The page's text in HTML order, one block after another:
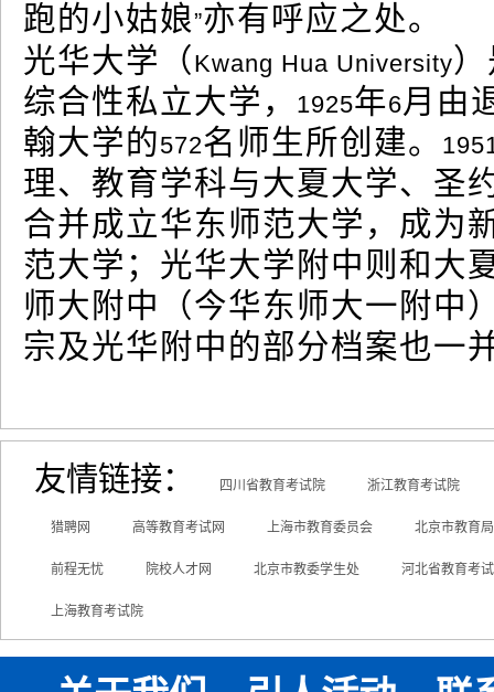
跑的小姑娘”亦有呼应之处。
光华大学（ Kwang Hua University
综合性私立大学，
1925年6月由
翰大学的572名师生所创建。
理、教育学科与大夏大学、圣
合并成立华东师范大学，成为
范大学；光华大学附中则和大
师大附中（今华东师大一附中
宗及光华附中的部分档案也一
友情链接： 四川省教育考试院 浙江教育考试院
猎聘网 高等教育考试网 上海市教育委员会 北京市教育局
前程无忧 院校人才网 北京市教委学生处 河北省教育考
上海教育考试院